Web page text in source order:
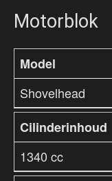
Motorblok
Model
Shovelhead
Cilinderinhoud
1340 cc